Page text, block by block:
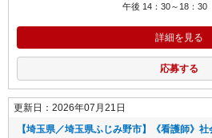
午後 14：30～18：30
詳細を見る
応募する
更新日：2026年07月21日
【埼玉県／埼玉県ふじみ野市】《看護師》